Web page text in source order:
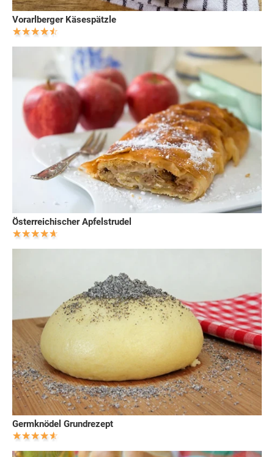
Vorarlberger Käsespätzle
Österreichischer Apfelstrudel
Germknödel Grundrezept